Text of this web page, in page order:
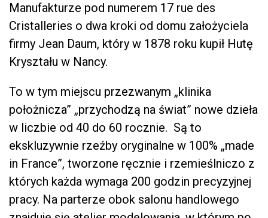
Manufakturze pod numerem 17 rue des
Cristalleries o dwa kroki od domu założyciela
firmy Jean Daum, który w 1878 roku kupił Hutę
Kryształu w Nancy.
To w tym miejscu przezwanym „klinika
położnicza” „przychodzą na świat” nowe dzieła
w liczbie od 40 do 60 rocznie. Są to
ekskluzywnie rzeźby oryginalne w 100% „made
in France”, tworzone ręcznie i rzemieślniczo z
których każda wymaga 200 godzin precyzyjnej
pracy. Na parterze obok salonu handlowego